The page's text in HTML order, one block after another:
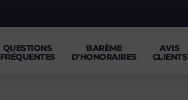
QUESTIONS
FRÉQUENTES
BARÈME
D'HONORAIRES
AVIS
CLIENTS